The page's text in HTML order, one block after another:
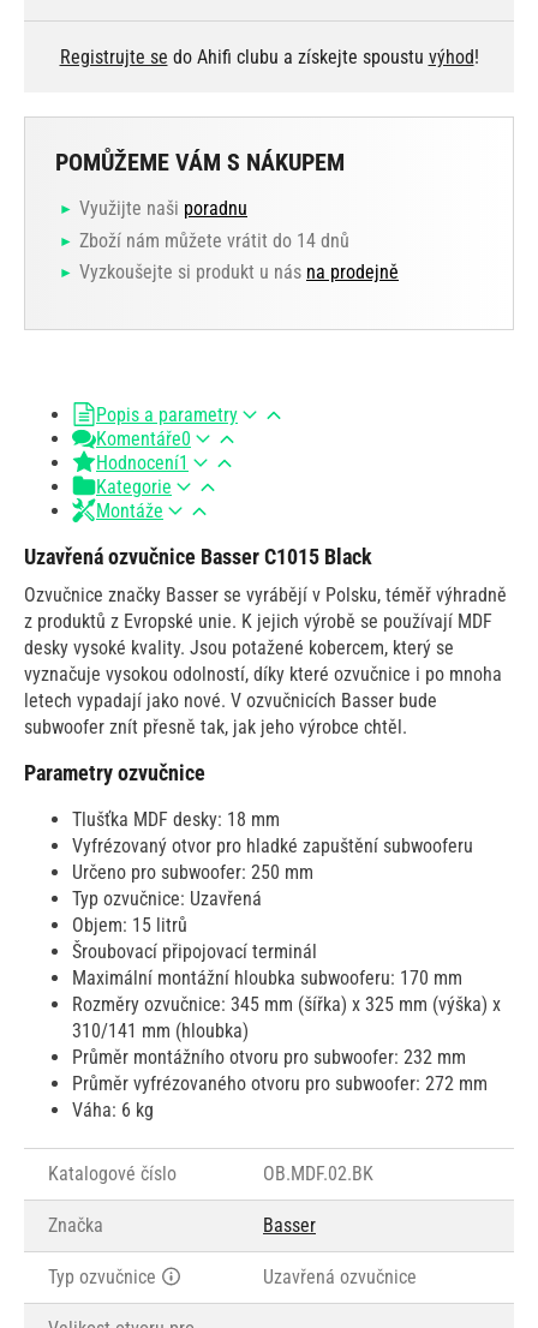
Registrujte se do Ahifi clubu a získejte spoustu výhod!
POMŮŽEME VÁM S NÁKUPEM
Využijte naši poradnu
Zboží nám můžete vrátit do 14 dnů
Vyzkoušejte si produkt u nás na prodejně
Popis a parametry
Komentáře0
Hodnocení1
Kategorie
Montáže
Uzavřená ozvučnice Basser C1015 Black
Ozvučnice značky Basser se vyrábějí v Polsku, téměř výhradně
z produktů z Evropské unie. K jejich výrobě se používají MDF
desky vysoké kvality. Jsou potažené kobercem, který se
vyznačuje vysokou odolností, díky které ozvučnice i po mnoha
letech vypadají jako nové. V ozvučnicích Basser bude
subwoofer znít přesně tak, jak jeho výrobce chtěl.
Parametry ozvučnice
Tlušťka MDF desky: 18 mm
Vyfrézovaný otvor pro hladké zapuštění subwooferu
Určeno pro subwoofer: 250 mm
Typ ozvučnice: Uzavřená
Objem: 15 litrů
Šroubovací připojovací terminál
Maximální montážní hloubka subwooferu: 170 mm
Rozměry ozvučnice: 345 mm (šířka) x 325 mm (výška) x
310/141 mm (hloubka)
Průměr montážního otvoru pro subwoofer: 232 mm
Průměr vyfrézovaného otvoru pro subwoofer: 272 mm
Váha: 6 kg
Katalogové číslo OB.MDF.02.BK
Značka Basser
Typ ozvučnice Uzavřená ozvučnice